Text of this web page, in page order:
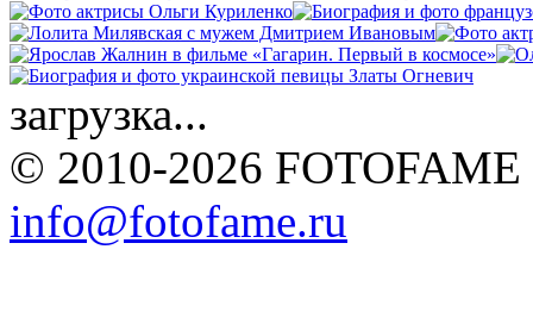
загрузка...
© 2010-2026 FOTOFAME
info@fotofame.ru